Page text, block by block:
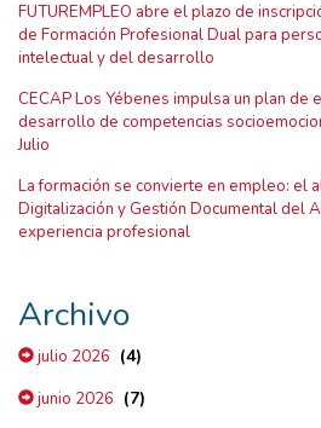
FUTUREMPLEO abre el plazo de
de Formación Profesional Dual para
intelectual y del desarrollo
CECAP Los Yébenes impulsa un plan de
desarrollo de competencias
Julio
La formación se convierte en empleo: el
Digitalización y Gestión Documental del
experiencia profesional
Archivo
julio 2026 (4)
junio 2026 (7)